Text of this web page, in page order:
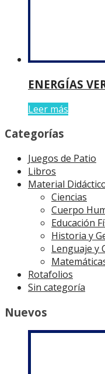
ENERGÍAS
Leer más
Categorías
Juegos de Patio
Libros
Material
Ciencias
Cuerpo
Educación
Historia y
Lenguaje y
Rotafolios
Sin categoría
Nuevos